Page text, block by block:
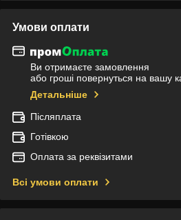
Умови оплати
Ви отримаєте замовлення
або гроші повернуться на вашу
Детальніше
Післяплата
Готівкою
Оплата за реквізитами
Всі умови оплати